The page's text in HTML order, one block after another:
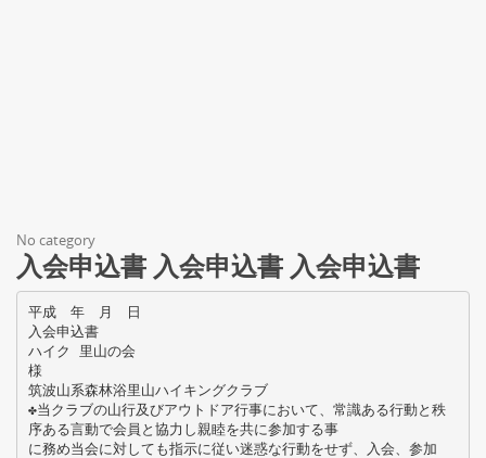
No category
入会申込書 入会申込書 入会申込書
平成 年 月 日
入会申込書
ハイク 里山の会
様
筑波山系森林浴里山ハイキングクラブ
✤当クラブの山行及びアウトドア行事において、常識ある行動と秩
序ある言動で会員と協力し親睦を共に参加する事
に務め当会に対しても指示に従い迷惑な行動をせず、入会、参加